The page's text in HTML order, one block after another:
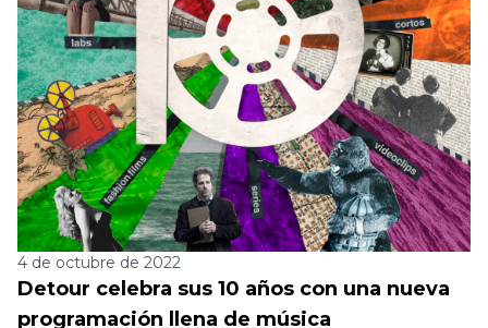
4 de octubre de 2022
Detour celebra sus 10 años con una nueva
programación llena de música